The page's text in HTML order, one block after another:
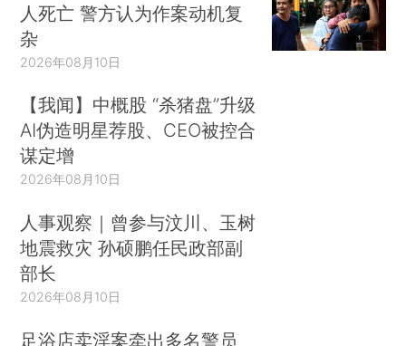
人死亡 警方认为作案动机复
杂
2026年08月10日
【我闻】中概股 “杀猪盘”升级
AI伪造明星荐股、CEO被控合
谋定增
2026年08月10日
人事观察｜曾参与汶川、玉树
地震救灾 孙硕鹏任民政部副
部长
2026年08月10日
足浴店卖淫案牵出多名警员